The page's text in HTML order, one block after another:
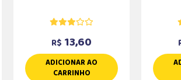
R$ 13,60
ADICIONAR AO
CARRINHO